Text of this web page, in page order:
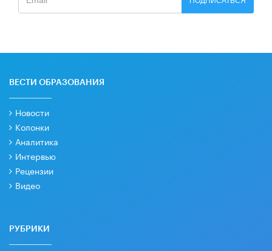
ВЕСТИ ОБРАЗОВАНИЯ
Новости
Колонки
Аналитика
Интервью
Рецензии
Видео
РУБРИКИ